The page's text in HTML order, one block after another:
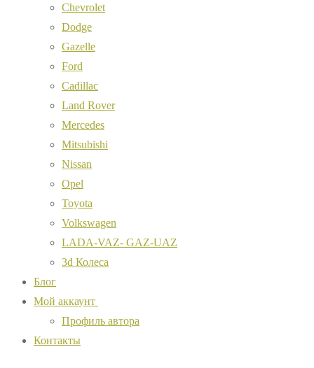
Chevrolet
Dodge
Gazelle
Ford
Cadillac
Land Rover
Mercedes
Mitsubishi
Nissan
Opel
Toyota
Volkswagen
LADA-VAZ- GAZ-UAZ
3d Колеса
Блог
Мой аккаунт
Профиль автора
Контакты